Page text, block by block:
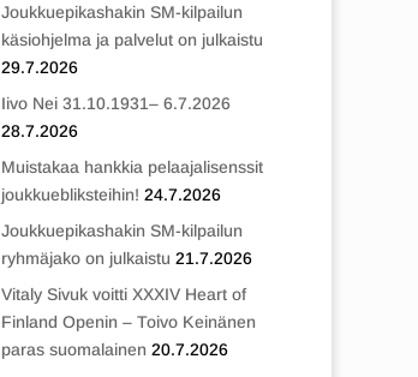
Joukkuepikashakin SM-kilpailun
käsiohjelma ja palvelut on julkaistu
29.7.2026
Iivo Nei 31.10.1931– 6.7.2026
28.7.2026
Muistakaa hankkia pelaajalisenssit
joukkuebliksteihin! 24.7.2026
Joukkuepikashakin SM-kilpailun
ryhmäjako on julkaistu 21.7.2026
Vitaly Sivuk voitti XXXIV Heart of
Finland Openin – Toivo Keinänen
paras suomalainen 20.7.2026